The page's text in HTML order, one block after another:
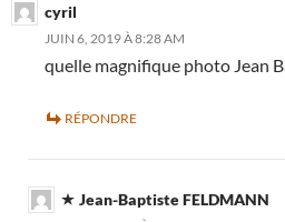
cyril
JUIN 6, 2019 À 8:28 AM
quelle magnifique photo Jean
RÉPONDRE
Jean-Baptiste FELDMANN